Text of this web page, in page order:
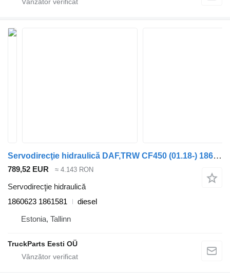
Servodirecţie hidraulică DAF,TRW CF450 (01.18-) 1860623 1861581 pentru cap tractor DAF CF450, CF460 (2017-)
789,52 EUR ≈ 4.143 RON
Servodirecţie hidraulică
1860623 1861581
diesel
Estonia, Tallinn
TruckParts Eesti OÜ